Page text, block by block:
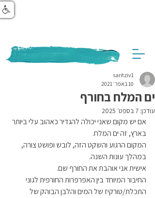
ים המלח בחורף
saritziv1
10 באפר׳ 2021
עודכן: 7 בספט׳ 2025
אם יש מקום שאני יכולה להגדיר כאהוב עלי ביותר
בארץ, זה ים המלח.
המקום הרגוע והשקט הזה, לובש ופושט צורה,
במהלך עונות השנה.
אישית אני אוהבת את החורף שם.
החיבור המיוחד בין האפרפרות החורפית לגוני
התכלת/טורקיז של המים והלבן הבוהק של